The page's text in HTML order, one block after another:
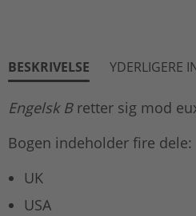
BESKRIVELSE YDERLIGERE
Engelsk Bretter sig mod
Bogen indeholder fire dele:
UK
USA